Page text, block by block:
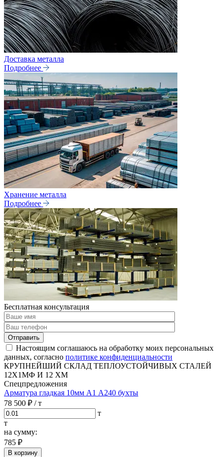
Доставка металла
Подробнее
Хранение металла
Подробнее
Бесплатная консультация
Отправить
Настоящим соглашаюсь на обработку моих персональных
данных, согласно политике конфиденциальности
КРУПНЕЙШИЙ СКЛАД ТЕПЛОУСТОЙЧИВЫХ СТАЛЕЙ
12Х1МФ И 12 ХМ
Спецпредложения
Арматура гладкая 10мм А1 А240 бухты
78 500 ₽ / т
т
т
на сумму:
785 ₽
В корзину